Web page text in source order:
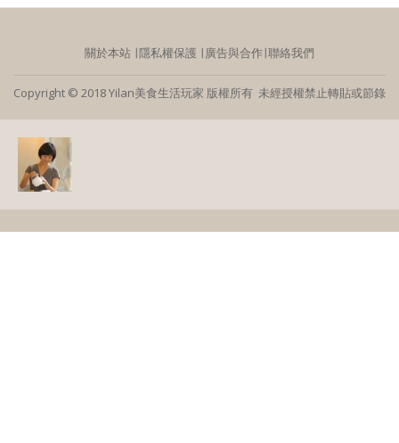
關於本站 ∣隱私權保護 ∣ 廣告與合作∣聯絡我們
Copyright © 2018 Yilan美食生活玩家 版權所有 未經授權禁止轉貼或節錄